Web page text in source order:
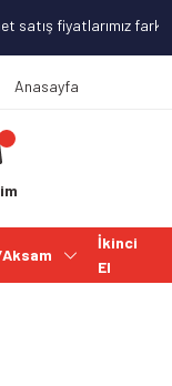
fiyatlarımız
Anasayfa
İkinci
El